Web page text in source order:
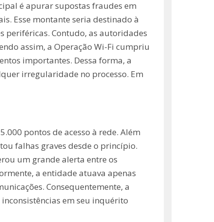
é apurar supostas fraudes em
Esse montante seria destinado à
periféricas. Contudo, as autoridades
assim, a Operação Wi-Fi cumpriu
importantes. Dessa forma, a
irregularidade no processo. Em
pontos de acesso à rede. Além
falhas graves desde o princípio.
um grande alerta entre os
a entidade atuava apenas
Consequentemente, a
em seu inquérito